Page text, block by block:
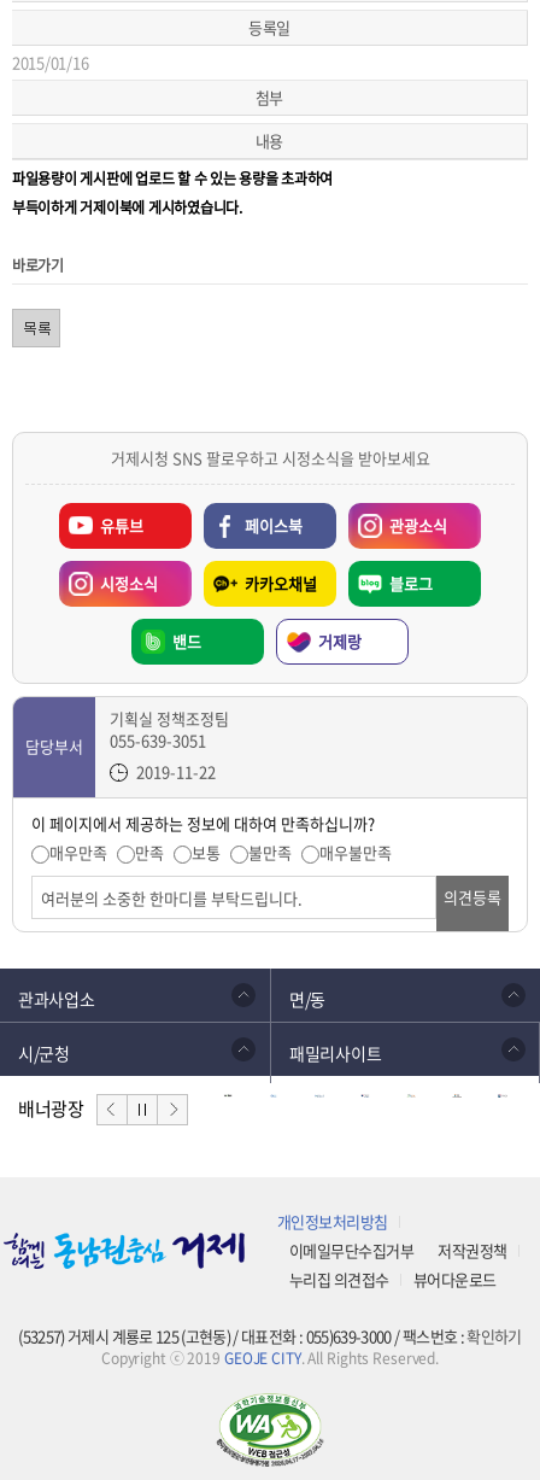
등록일
2015/01/16
첨부
내용
파일용량이 게시판에 업로드 할 수 있는 용량을 초과하여
부득이하게 거제이북에 게시하였습니다.
바로가기
거제시청 SNS 팔로우하고 시정소식을 받아보세요
유튜브 페이스북 관광소식
시정소식 카카오채널 블로그
밴드 거제랑
담당부서
기획실 정책조정팀
055-639-3051
2019-11-22
이 페이지에서 제공하는 정보에 대하여 만족하십니까?
매우만족
만족 보통 불만족
매우불만족
의견등록
관과사업소 면/동
시/군청 패밀리사이트
배너광장
개인정보처리방침
이메일무단수집거부
저작권정책
누리집 의견접수
뷰어다운로드
(53257) 거제시 계룡로 125 (고현동) / 대표전화 : 055)639-3000 / 팩스번호 :확인하기
Copyright ⓒ 2019 GEOJE CITY. All Rights Reserved.